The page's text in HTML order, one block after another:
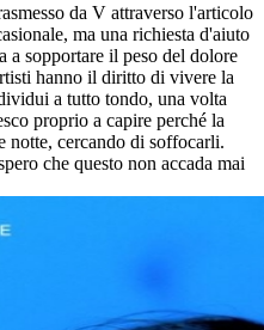
da V attraverso l'articolo
ma una richiesta d'aiuto
a sopportare il peso del dolore
hanno il diritto di vivere la
a tutto tondo, una volta
proprio a capire perché la
notte, cercando di soffocarli.
che questo non accada mai